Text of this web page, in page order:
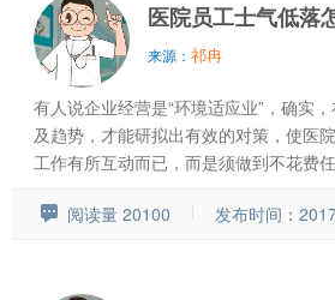
医院员工士气低落
来源： 祁冉
有人说企业经营是“环境适应业”，确实
及趋势，才能研拟出有效的对策，使医
工作有所互动而已，而是须做到不花费
阅读量 20100 发布时间：